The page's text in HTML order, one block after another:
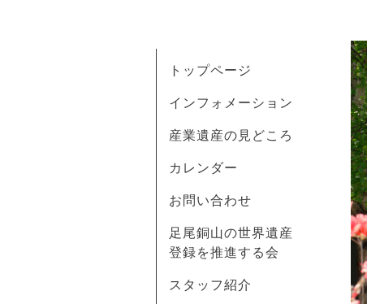
トップページ
インフォメーション
産業遺産の見どころ
カレンダー
お問い合わせ
足尾銅山の世界遺産
登録を推進する会
スタッフ紹介